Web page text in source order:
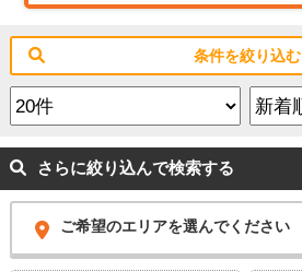
条件を絞り込む
さらに絞り込んで検索する
ご希望のエリアを選んでください